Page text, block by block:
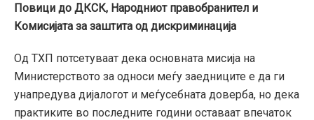
Повици до ДКСК, Народниот правобранител и
Комисијата за заштита од дискриминација
Од ТХП потсетуваат дека основната мисија на
Министерството за односи меѓу заедниците е да ги
унапредува дијалогот и меѓусебната доверба, но дека
практиките во последните години оставаат впечаток